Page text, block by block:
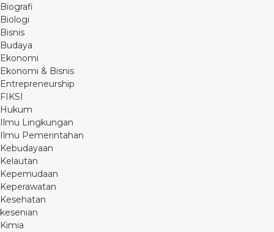
Biografi
Biologi
Bisnis
Budaya
Ekonomi
Ekonomi & Bisnis
Entrepreneurship
FIKSI
Hukum
Ilmu Lingkungan
Ilmu Pemerintahan
Kebudayaan
Kelautan
Kepemudaan
Keperawatan
Kesehatan
kesenian
Kimia